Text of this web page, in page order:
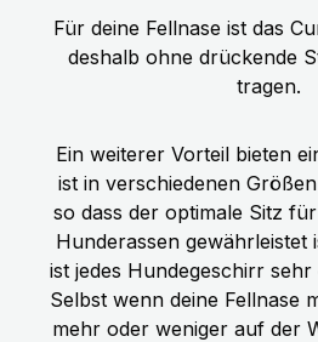
Für deine Fellnase ist das
deshalb ohne drückende
tragen.
Ein weiterer Vorteil bieten
ist in verschiedenen
so dass der optimale Sitz
Hunderassen gewährleistet
ist jedes Hundegeschirr
Selbst wenn deine Fellnase
mehr oder weniger auf der